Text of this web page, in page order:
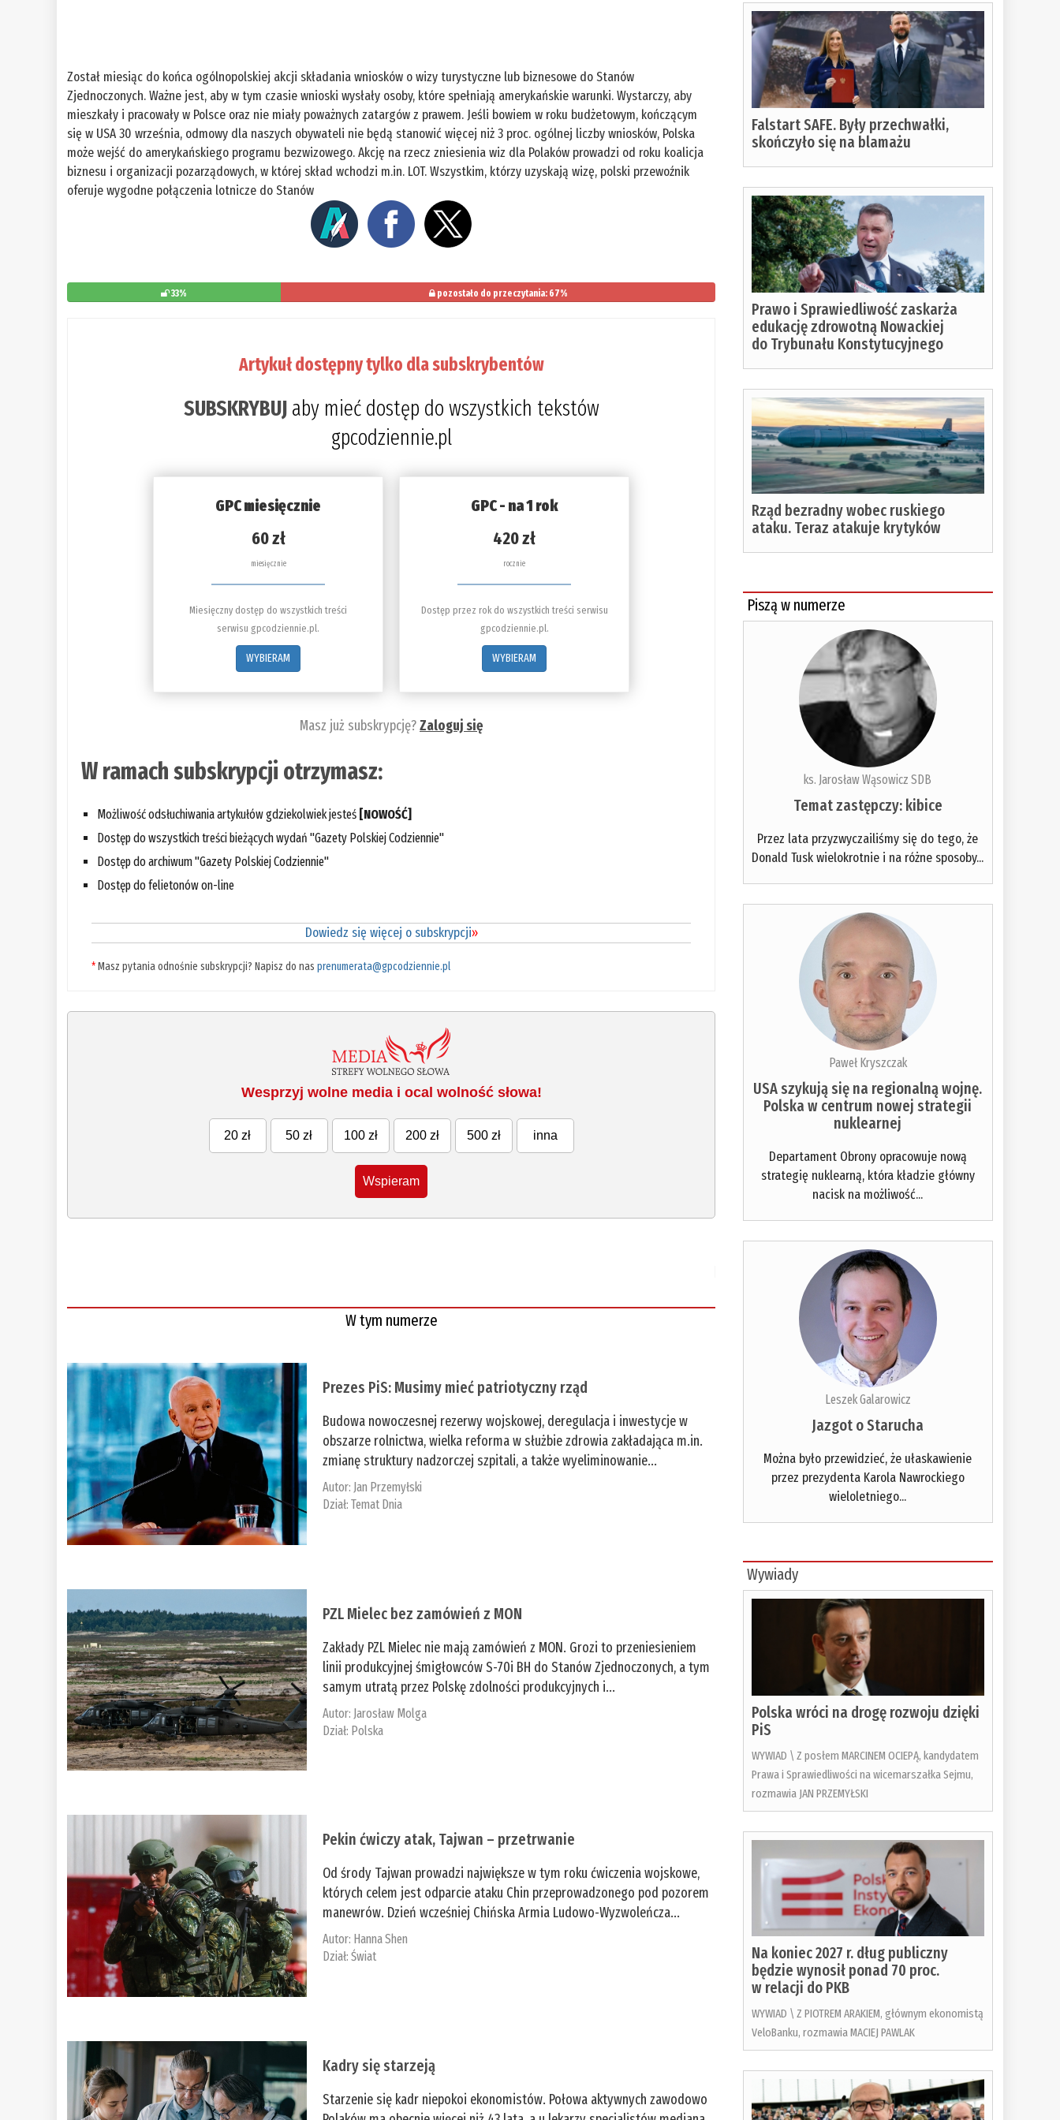
Został miesiąc do końca ogólnopolskiej akcji składania wniosków o wizy turystyczne lub biznesowe do Stanów
Zjednoczonych. Ważne jest, aby w tym czasie wnioski wysłały osoby, które spełniają amerykańskie warunki. Wystarczy, aby
mieszkały i pracowały w Polsce oraz nie miały poważnych zatargów z prawem. Jeśli bowiem w roku budżetowym, kończącym
się w USA 30 września, odmowy dla naszych obywateli nie będą stanowić więcej niż 3 proc. ogólnej liczby wniosków, Polska
może wejść do amerykańskiego programu bezwizowego. Akcję na rzecz zniesienia wiz dla Polaków prowadzi od roku koalicja
biznesu i organizacji pozarządowych, w której skład wchodzi m.in. LOT. Wszystkim, którzy uzyskają wizę, polski przewoźnik
oferuje wygodne połączenia lotnicze do Stanów
33% pozostało do przeczytania: 67%
Artykuł dostępny tylko dla subskrybentów
SUBSKRYBUJaby mieć dostęp do wszystkich tekstów
gpcodziennie.pl
GPC miesięcznie
60 zł
miesięcznie
Miesięczny dostęp do wszystkich treści
serwisu gpcodziennie.pl.
WYBIERAM
GPC - na 1 rok
420 zł
rocznie
Dostęp przez rok do wszystkich treści serwisu
gpcodziennie.pl.
WYBIERAM
Masz już subskrypcję?Zaloguj się
W ramach subskrypcji otrzymasz:
Możliwość odsłuchiwania artykułów gdziekolwiek jesteś [NOWOŚĆ]
Dostęp do wszystkich treści bieżących wydań "Gazety Polskiej Codziennie"
Dostęp do archiwum "Gazety Polskiej Codziennie"
Dostęp do felietonów on-line
Dowiedz się więcej o subskrypcji»
*Masz pytania odnośnie subskrypcji? Napisz do nasprenumerata@gpcodziennie.pl
Wesprzyj wolne media i ocal wolność słowa!
20 zł 50 zł 100 zł 200 zł 500 zł inna
Wspieram
W tym numerze
Prezes PiS: Musimy mieć patriotyczny rząd
Budowa nowoczesnej rezerwy wojskowej, deregulacja i inwestycje w
obszarze rolnictwa, wielka reforma w służbie zdrowia zakładająca m.in.
zmianę struktury nadzorczej szpitali, a także wyeliminowanie...
Autor: Jan Przemyłski
Dział:Temat Dnia
PZL Mielec bez zamówień z MON
Zakłady PZL Mielec nie mają zamówień z MON. Grozi to przeniesieniem
linii produkcyjnej śmigłowców S-70i BH do Stanów Zjednoczonych, a tym
samym utratą przez Polskę zdolności produkcyjnych i...
Autor: Jarosław Molga
Dział: Polska
Pekin ćwiczy atak, Tajwan – przetrwanie
Od środy Tajwan prowadzi największe w tym roku ćwiczenia wojskowe,
których celem jest odparcie ataku Chin przeprowadzonego pod pozorem
manewrów. Dzień wcześniej Chińska Armia Ludowo-Wyzwoleńcza...
Autor: ­Hanna Shen
Dział:Świat
Kadry się starzeją
Starzenie się kadr niepokoi ekonomistów. Połowa aktywnych zawodowo
Falstart SAFE. Były przechwałki,
skończyło się na blamażu
Prawo i Sprawiedliwość zaskarża
edukację zdrowotną Nowackiej
do Trybunału Konstytucyjnego
Rząd bezradny wobec ruskiego
ataku. Teraz atakuje krytyków
Piszą w numerze
ks. Jarosław Wąsowicz SDB
Temat zastępczy: kibice
Przez lata przyzwyczailiśmy się do tego, że
Donald Tusk wielokrotnie i na różne sposoby...
Paweł Kryszczak
USA szykują się na regionalną wojnę.
Polska w centrum nowej strategii
nuklearnej
Departament Obrony opracowuje nową
strategię nuklearną, która kładzie główny
nacisk na możliwość...
Leszek Galarowicz
Jazgot o Starucha
Można było przewidzieć, że ułaskawienie
przez prezydenta Karola Nawrockiego
wieloletniego...
Wywiady
Polska wróci na drogę rozwoju dzięki
PiS
WYWIAD \ Z posłem MARCINEM OCIEPĄ, kandydatem
Prawa i Sprawiedliwości na wicemarszałka Sejmu,
rozmawia JAN PRZEMYŁSKI
Na koniec 2027 r. dług publiczny
będzie wynosił ponad 70 proc.
w relacji do PKB
WYWIAD \ Z PIOTREM ARAKIEM, głównym ekonomistą
VeloBanku, rozmawia MACIEJ PAWLAK